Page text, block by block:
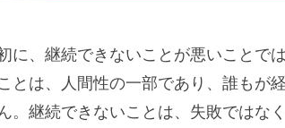
に、継続できないことが悪いことで
とは、人間性の一部であり、誰もが
。継続できないことは、失敗ではな